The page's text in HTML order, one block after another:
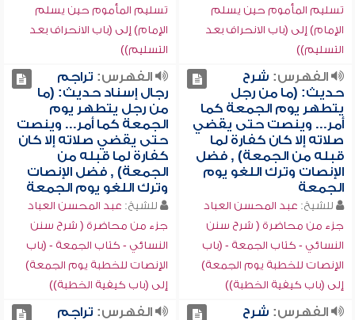
تسليم المأموم حين يسلم
الإمام) إلى (باب الانحراف بعد
التسليم))
تسليم المأموم حين يسلم
الإمام) إلى (باب الانحراف بعد
التسليم))
الفهرس: شرح
حديث: (ما من رجل
يتطهر يوم الجمعة كما
أمر... وينصت حتى يقضي
صلاته إلا كان كفارة لما
قبله من الجمعة) , فضل
الإنصات وترك اللغو يوم
الجمعة
للشيخ: عبد المحسن العباد
جزء من محاضرة ( شرح سنن
النسائي - كتاب الجمعة - (باب
الإنصات للخطبة يوم الجمعة)
إلى (باب كيفية الخطبة))
الفهرس: تراجم
رجال إسناد حديث: (ما
من رجل يتطهر يوم
الجمعة كما أمر... وينصت
حتى يقضي صلاته إلا كان
كفارة لما قبله من
الجمعة) , فضل الإنصات
وترك اللغو يوم الجمعة
للشيخ: عبد المحسن العباد
جزء من محاضرة ( شرح سنن
النسائي - كتاب الجمعة - (باب
الإنصات للخطبة يوم الجمعة)
إلى (باب كيفية الخطبة))
الفهرس: شرح
الفهرس: تراجم